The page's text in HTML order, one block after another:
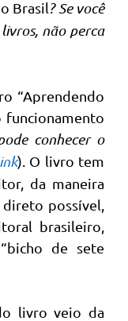
Brasil? Se você
não perca
“Aprendendo
funcionamento
conhecer o
). O livro tem
da maneira
possível,
brasileiro,
de sete
livro veio da